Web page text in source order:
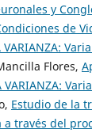
y
de
VARIANZA:
Flores,
VARIANZA:
Estudio de la
a través del